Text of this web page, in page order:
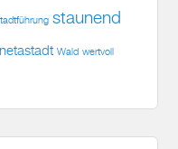
staunend
Wald wertvoll